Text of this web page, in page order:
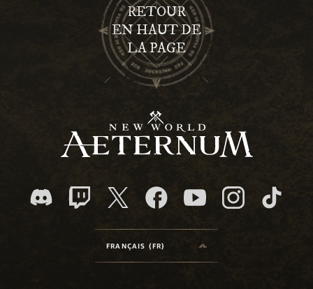
RETOUR
EN HAUT DE
LA PAGE
FRANÇAIS (FR)